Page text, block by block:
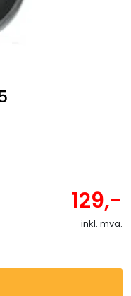
129,-
inkl. mva.